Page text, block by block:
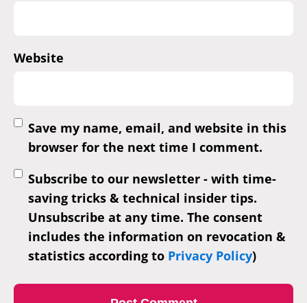
Website
Save my name, email, and website in this
browser for the next time I comment.
Subscribe to our newsletter - with time-
saving tricks & technical insider tips.
Unsubscribe at any time. The consent
includes the information on revocation &
statistics according to Privacy Policy)